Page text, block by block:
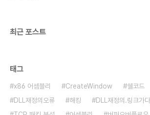
최근 포스트
태그
x86 어셈블리 CreateWindow 쉘코드
DLL재정의오류
해킹
DLL재정의.링크가